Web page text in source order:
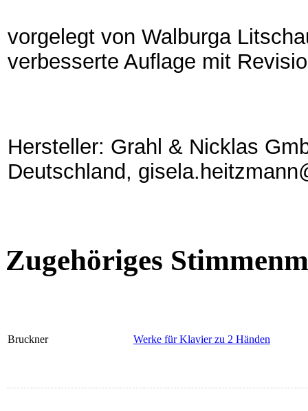
vorgelegt von Walburga
verbesserte Auflage mit
Hersteller: Grahl & Nicklas
Deutschland,
Zugehöriges
Bruckner Werke für Klavier zu 2 Händen